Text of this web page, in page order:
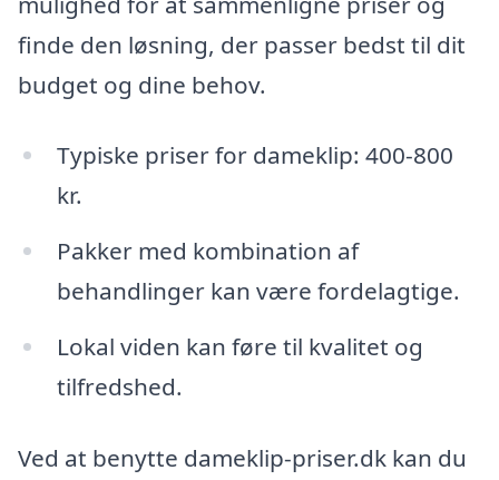
finde den løsning, der passer bedst til dit
budget og dine behov.
Typiske priser for dameklip: 400-800
kr.
Pakker med kombination af
behandlinger kan være fordelagtige.
Lokal viden kan føre til kvalitet og
tilfredshed.
Ved at benytte dameklip-priser.dk kan du